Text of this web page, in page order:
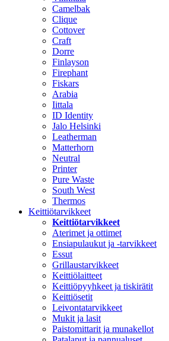
Camelbak
Clique
Cottover
Craft
Dorre
Finlayson
Firephant
Fiskars
Arabia
Iittala
ID Identity
Jalo Helsinki
Leatherman
Matterhorn
Neutral
Printer
Pure Waste
South West
Thermos
Keittiötarvikkeet
Keittiötarvikkeet
Aterimet ja ottimet
Ensiapulaukut ja -tarvikkeet
Essut
Grillaustarvikkeet
Keittiölaitteet
Keittiöpyyhkeet ja tiskirätit
Keittiösetit
Leivontatarvikkeet
Mukit ja lasit
Paistomittarit ja munakellot